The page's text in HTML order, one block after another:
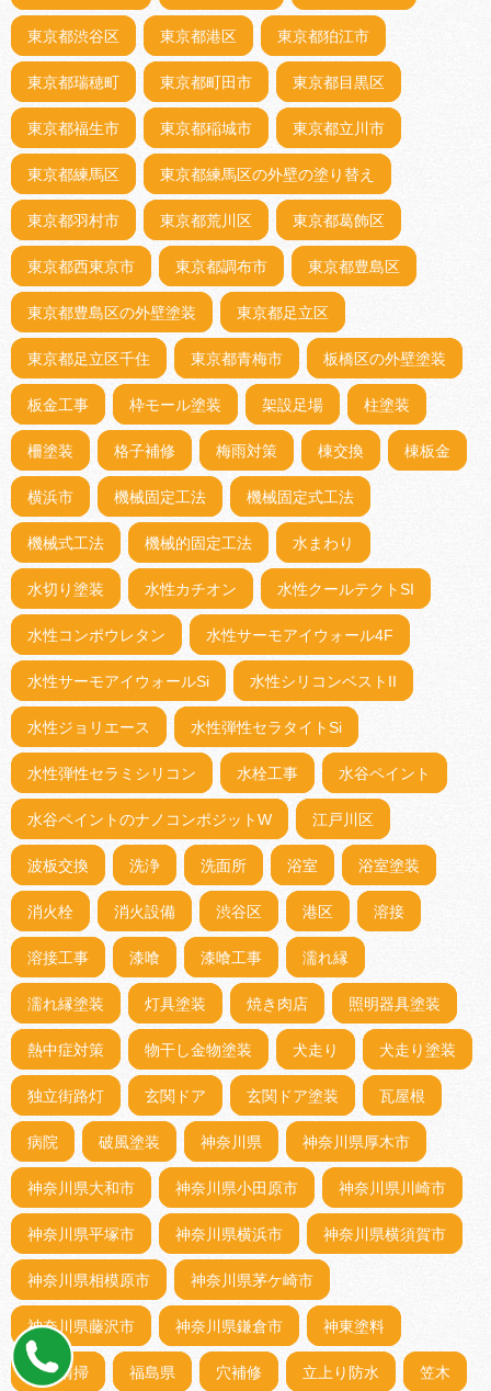
東京都渋谷区 東京都港区 東京都狛江市
東京都瑞穂町 東京都町田市 東京都目黒区
東京都福生市 東京都稲城市 東京都立川市
東京都練馬区 東京都練馬区の外壁の塗り替え
東京都羽村市 東京都荒川区 東京都葛飾区
東京都西東京市 東京都調布市 東京都豊島区
東京都豊島区の外壁塗装 東京都足立区
東京都足立区千住 東京都青梅市 板橋区の外壁塗装
板金工事 枠モール塗装 架設足場 柱塗装
柵塗装 格子補修 梅雨対策 棟交換 棟板金
横浜市 機械固定工法 機械固定式工法
機械式工法 機械的固定工法 水まわり
水切り塗装 水性カチオン 水性クールテクトSI
水性コンポウレタン 水性サーモアイウォール4F
水性サーモアイウォールSi 水性シリコンベストII
水性ジョリエース 水性弾性セラタイトSi
水性弾性セラミシリコン 水栓工事 水谷ペイント
水谷ペイントのナノコンポジットW 江戸川区
波板交換 洗浄 洗面所 浴室 浴室塗装
消火栓 消火設備 渋谷区 港区 溶接
溶接工事 漆喰 漆喰工事 濡れ縁
濡れ縁塗装 灯具塗装 焼き肉店 照明器具塗装
熱中症対策 物干し金物塗装 犬走り 犬走り塗装
独立街路灯 玄関ドア 玄関ドア塗装 瓦屋根
病院 破風塗装 神奈川県 神奈川県厚木市
神奈川県大和市 神奈川県小田原市 神奈川県川崎市
神奈川県平塚市 神奈川県横浜市 神奈川県横須賀市
神奈川県相模原市 神奈川県茅ケ崎市
神奈川県藤沢市 神奈川県鎌倉市 神東塗料
神社清掃 福島県 穴補修 立上り防水 笠木